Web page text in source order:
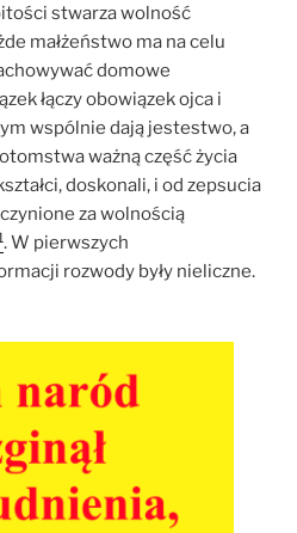
stwarza wolność
małżeństwo ma na celu
domowe
łączy obowiązek ojca i
wspólnie dają jestestwo, a
ważną część życia
doskonali, i od zepsucia
za wolnością
. W pierwszych
rozwody były nieliczne.